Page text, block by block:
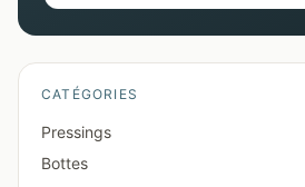
CATÉGORIES
Pressings
Bottes